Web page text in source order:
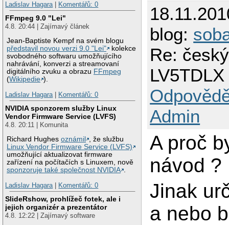
Ladislav Hagara| Komentářů: 0
FFmpeg 9.0 "Lei"
4.8. 20:44 | Zajímavý článek
Jean-Baptiste Kempf na svém blogu
představil novou verzi 9.0 "Lei"
kolekce
svobodného softwaru umožňujícího
nahrávání, konverzi a streamovaní
digitálního zvuku a obrazu FFmpeg
(Wikipedie ).
Ladislav Hagara| Komentářů: 0
NVIDIA sponzorem služby Linux
Vendor Firmware Service (LVFS)
4.8. 20:11 | Komunita
Richard Hughesoznámil
, že službu
Linux Vendor Firmware Service (LVFS)
umožňující aktualizovat firmware
zařízení na počítačích s Linuxem, nově
sponzoruje také společnost NVIDIA .
Ladislav Hagara| Komentářů: 0
SlideRshow, prohlížeč fotek, ale i
jejich organizér a prezentátor
4.8. 12:22 | Zajímavý software
blog:
Re:
LV5TDLX
Admin
A proč
návod ?
Jinak
a nebo